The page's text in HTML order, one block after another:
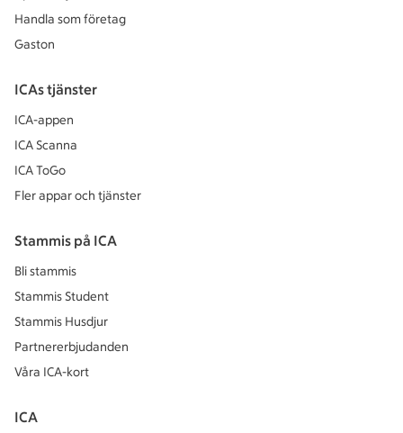
Handla som företag
Gaston
ICAs tjänster
ICA-appen
ICA Scanna
ICA ToGo
Fler appar och tjänster
Stammis på ICA
Bli stammis
Stammis Student
Stammis Husdjur
Partnererbjudanden
Våra ICA-kort
ICA